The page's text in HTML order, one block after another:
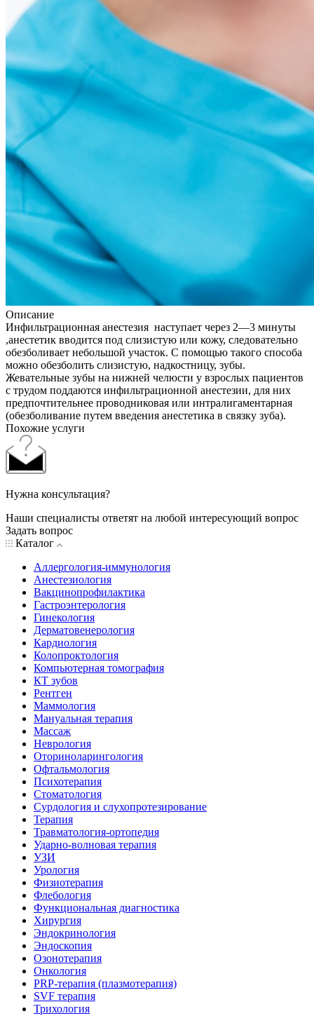
Описание
Инфильтрационная анестезия наступает через 2—3 минуты
,анестетик вводится под слизистую или кожу, следовательно
обезболивает небольшой участок. С помощью такого способа
можно обезболить слизистую, надкостницу, зубы.
Жевательные зубы на нижней челюсти у взрослых пациентов
с трудом поддаются инфильтрационной анестезии, для них
предпочтительнее проводниковая или интралигаментарная
(обезболивание путем введения анестетика в связку зуба).
Похожие услуги
Нужна консультация?
Наши специалисты ответят на любой интересующий вопрос
Задать вопрос
Каталог
Аллергология-иммунология
Анестезиология
Вакцинопрофилактика
Гастроэнтерология
Гинекология
Дерматовенерология
Кардиология
Колопроктология
Компьютерная томография
КТ зубов
Рентген
Маммология
Мануальная терапия
Массаж
Неврология
Оториноларингология
Офтальмология
Психотерапия
Стоматология
Сурдология и слухопротезирование
Терапия
Травматология-ортопедия
Ударно-волновая терапия
УЗИ
Урология
Физиотерапия
Флебология
Функциональная диагностика
Хирургия
Эндокринология
Эндоскопия
Озонотерапия
Онкология
PRP-терапия (плазмотерапия)
SVF терапия
Трихология